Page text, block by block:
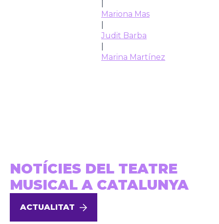
Mariona Mas
Judit Barba
Marina Martínez
NOTÍCIES DEL TEATRE
MUSICAL A CATALUNYA
ACTUALITAT